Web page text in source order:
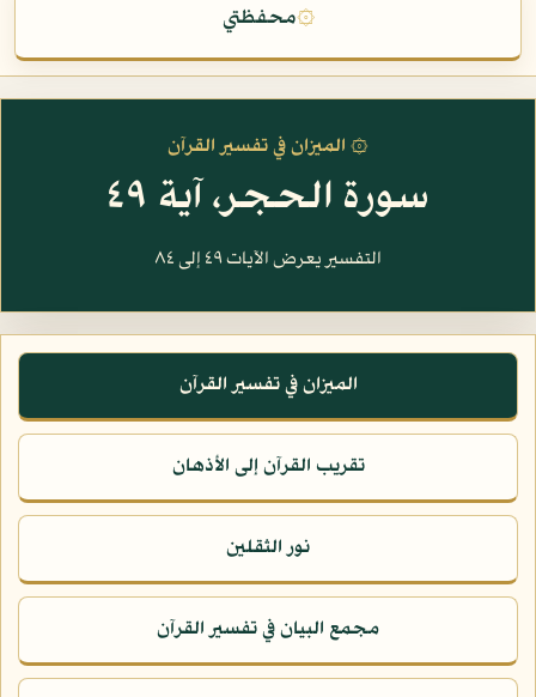
۞محفظتي
۞ الميزان في تفسير القرآن
سورة الحجر، آية ٤٩
التفسير يعرض الآيات ٤٩ إلى ٨٤
الميزان في تفسير القرآن
تقريب القرآن إلى الأذهان
نور الثقلين
مجمع البيان في تفسير القرآن